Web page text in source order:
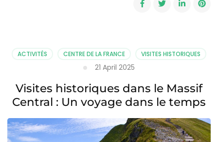
Belem
:
dans
le
temps
ACTIVITÉS CENTRE DE LA FRANCE VISITES HISTORIQUES
21 April 2025
Visites historiques dans le Massif
Central : Un voyage dans le temps